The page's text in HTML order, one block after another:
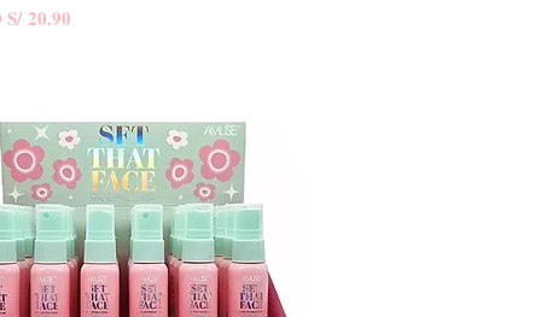
Precio de oferta
S/ 20.90